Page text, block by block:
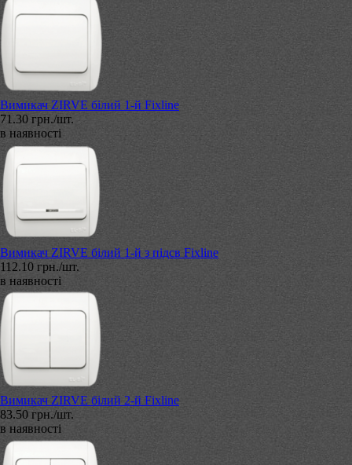
Вимикач ZIRVE білий 1-й Fixline
71.30 грн./шт.
в наявності
Вимикач ZIRVE білий 1-й з підсв Fixline
112.10 грн./шт.
в наявності
Вимикач ZIRVE білий 2-й Fixline
83.50 грн./шт.
в наявності